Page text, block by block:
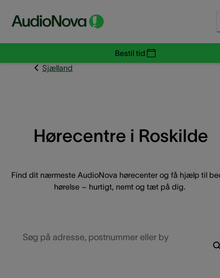
Bestil tid
Sjælland
Hørecentre i Roskilde
Find dit nærmeste AudioNova hørecenter og få hjælp til
hørelse – hurtigt, nemt og tæt på dig.
Søg på adresse, postnummer eller by